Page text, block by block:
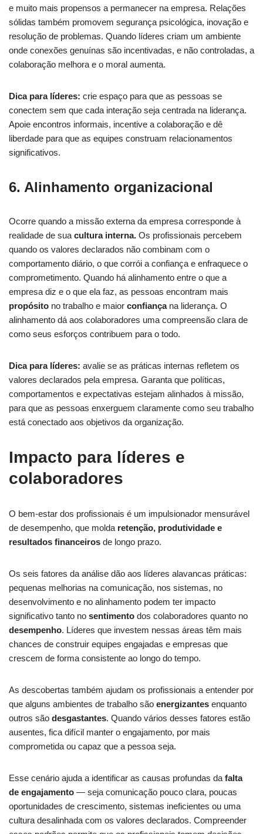
e muito mais propensos a permanecer na empresa. Relações
sólidas também promovem segurança psicológica, inovação e
resolução de problemas. Quando líderes criam um ambiente
onde conexões genuínas são incentivadas, e não controladas, a
colaboração melhora e o moral aumenta.
Dica para líderes: crie espaço para que as pessoas se
conectem sem que cada interação seja centrada na liderança.
Apoie encontros informais, incentive a colaboração e dê
liberdade para que as equipes construam relacionamentos
significativos.
6. Alinhamento organizacional
Ocorre quando a missão externa da empresa corresponde à
realidade de sua cultura interna. Os profissionais percebem
quando os valores declarados não combinam com o
comportamento diário, o que corrói a confiança e enfraquece o
comprometimento. Quando há alinhamento entre o que a
empresa diz e o que ela faz, as pessoas encontram mais
propósito no trabalho e maior confiançana liderança. O
alinhamento dá aos colaboradores uma compreensão clara de
como seus esforços contribuem para o todo.
Dica para líderes: avalie se as práticas internas refletem os
valores declarados pela empresa. Garanta que políticas,
comportamentos e expectativas estejam alinhados à missão,
para que as pessoas enxerguem claramente como seu trabalho
está conectado aos objetivos da organização.
Impacto para líderes e
colaboradores
O bem-estar dos profissionais é um impulsionador mensurável
de desempenho, que molda retenção, produtividade e
resultados financeiros de longo prazo.
Os seis fatores da análise dão aos líderes alavancas práticas:
pequenas melhorias na comunicação, nos sistemas, no
desenvolvimento e no alinhamento podem ter impacto
significativo tanto no sentimento dos colaboradores quanto no
desempenho. Líderes que investem nessas áreas têm mais
chances de construir equipes engajadas e empresas que
crescem de forma consistente ao longo do tempo.
As descobertas também ajudam os profissionais a entender por
que alguns ambientes de trabalho são energizantes enquanto
outros são desgastantes. Quando vários desses fatores estão
ausentes, fica difícil manter o engajamento, por mais
comprometida ou capaz que a pessoa seja.
Esse cenário ajuda a identificar as causas profundas da falta
de engajamento — seja comunicação pouco clara, poucas
oportunidades de crescimento, sistemas ineficientes ou uma
cultura desalinhada com os valores declarados. Compreender